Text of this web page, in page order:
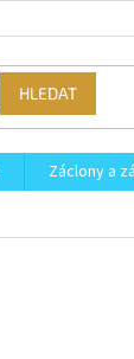
HLEDAT
Záclony a